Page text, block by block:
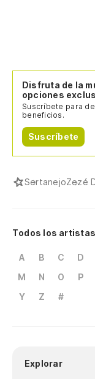
Disfruta de la
opciones
Suscríbete para
beneficios.
Suscríbete
SertanejoZezé
Todos los artistas
A B C D
M
N O P
Y
Z #
Explorar